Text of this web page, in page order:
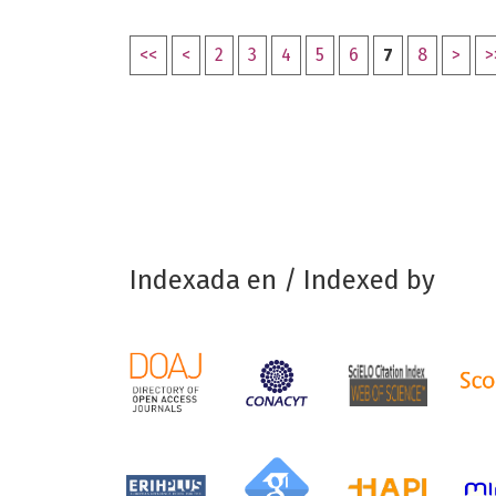
<< < 2 3 4 5 6 7 8 >
Indexada en / Indexed by